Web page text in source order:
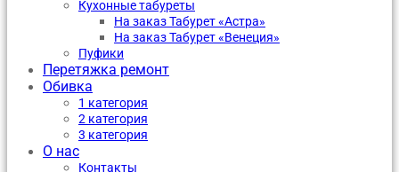
Кухонные табуреты
На заказ Табурет «Астра»
На заказ Табурет «Венеция»
Пуфики
Перетяжка ремонт
Обивка
1 категория
2 категория
3 категория
О нас
Контакты